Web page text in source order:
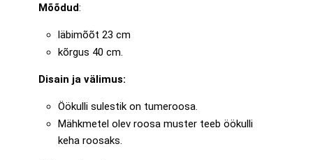
Mõõdud:
läbimõõt 23 cm
kõrgus 40 cm.
Disain ja välimus:
Öökulli sulestik on tumeroosa.
Mähkmetel olev roosa muster teeb öökulli
keha roosaks.